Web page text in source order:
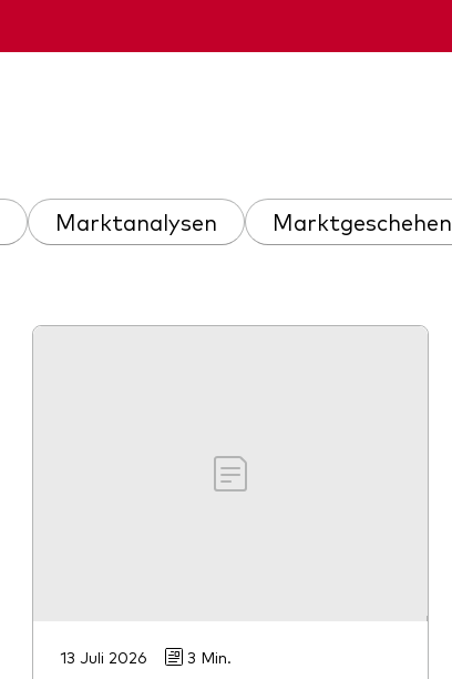
Marktanalysen Marktgeschehen
13 Juli 2026 3 Min.